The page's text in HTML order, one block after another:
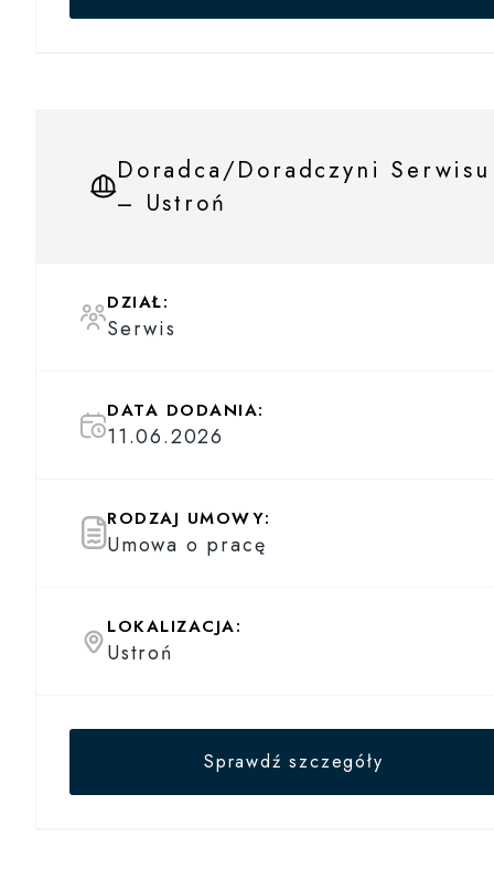
Doradca/Doradczyni Serwisu
– Ustroń
DZIAŁ:
Serwis
DATA DODANIA:
11.06.2026
RODZAJ UMOWY:
Umowa o pracę
LOKALIZACJA:
Ustroń
Sprawdź szczegóły